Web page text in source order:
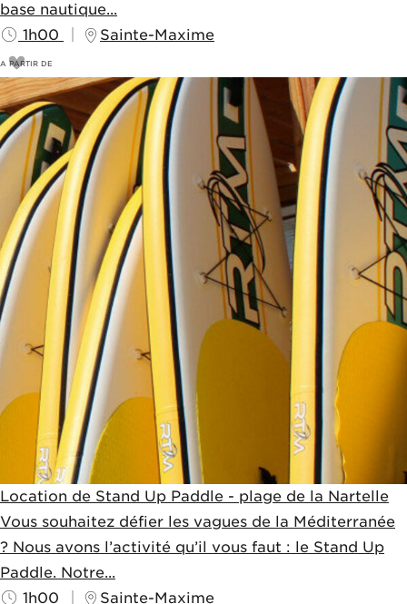
base nautique...
1h00
Sainte-Maxime
A PARTIR DE
18€
20€
Location de Stand Up Paddle - plage de la Nartelle
Vous souhaitez défier les vagues de la Méditerranée
? Nous avons l’activité qu’il vous faut : le Stand Up
Paddle. Notre...
1h00
Sainte-Maxime